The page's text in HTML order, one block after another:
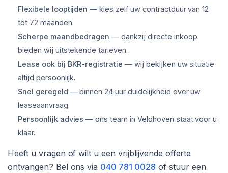
Flexibele looptijden — kies zelf uw contractduur van 12
tot 72 maanden.
Scherpe maandbedragen — dankzij directe inkoop
bieden wij uitstekende tarieven.
Lease ook bij BKR-registratie — wij bekijken uw situatie
altijd persoonlijk.
Snel geregeld — binnen 24 uur duidelijkheid over uw
leaseaanvraag.
Persoonlijk advies — ons team in Veldhoven staat voor u
klaar.
Heeft u vragen of wilt u een vrijblijvende offerte
ontvangen? Bel ons via 040 781 0028 of stuur een